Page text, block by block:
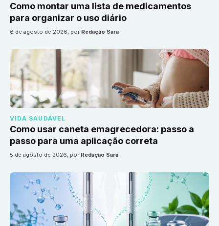
Como montar uma lista de medicamentos
para organizar o uso diário
6 de agosto de 2026, por Redação Sara
VIDA SAUDÁVEL
Como usar caneta emagrecedora: passo a
passo para uma aplicação correta
5 de agosto de 2026, por Redação Sara